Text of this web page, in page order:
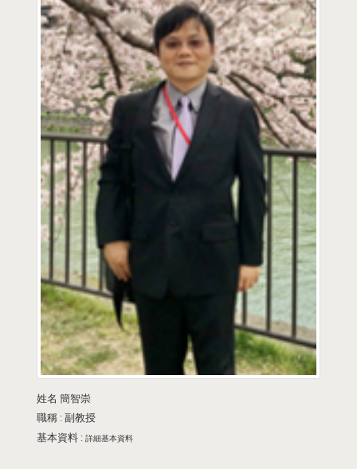
姓名 簡智崇
職稱 : 副教授
基本資料 : 詳細基本資料